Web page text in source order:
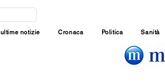
ultime notizie Cronaca Politica Sanità